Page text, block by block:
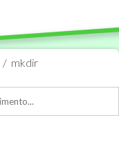
/ mkdir